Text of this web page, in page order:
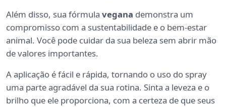
Além disso, sua fórmula vegana demonstra um
compromisso com a sustentabilidade e o bem-estar
animal. Você pode cuidar da sua beleza sem abrir mão
de valores importantes.
A aplicação é fácil e rápida, tornando o uso do spray
uma parte agradável da sua rotina. Sinta a leveza e o
brilho que ele proporciona, com a certeza de que seus